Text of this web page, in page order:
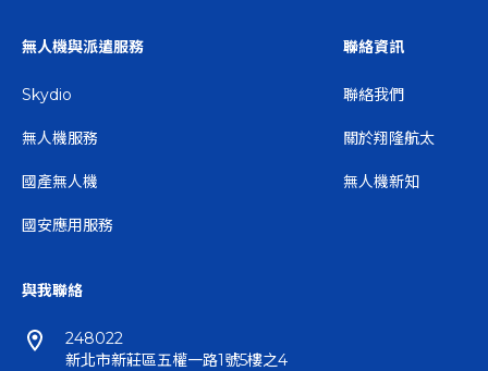
無人機與派遣服務
Skydio
無人機服務
國產無人機
國安應用服務
聯絡資訊
聯絡我們
關於翔隆航太
無人機新知
與我聯絡
248022
新北市新莊區五權一路1號5樓之4